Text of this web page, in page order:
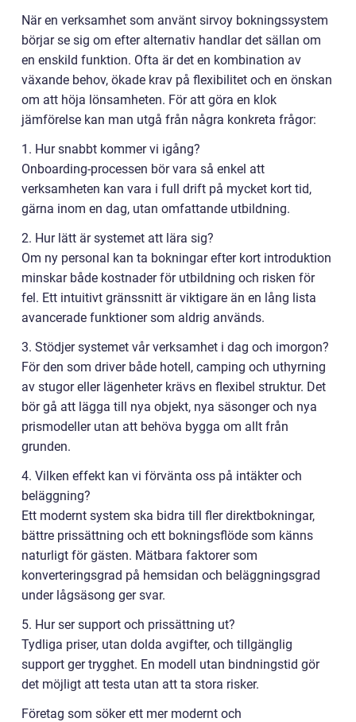
När en verksamhet som använt sirvoy bokningssystem
börjar se sig om efter alternativ handlar det sällan om
en enskild funktion. Ofta är det en kombination av
växande behov, ökade krav på flexibilitet och en önskan
om att höja lönsamheten. För att göra en klok
jämförelse kan man utgå från några konkreta frågor:
1. Hur snabbt kommer vi igång?
Onboarding-processen bör vara så enkel att
verksamheten kan vara i full drift på mycket kort tid,
gärna inom en dag, utan omfattande utbildning.
2. Hur lätt är systemet att lära sig?
Om ny personal kan ta bokningar efter kort introduktion
minskar både kostnader för utbildning och risken för
fel. Ett intuitivt gränssnitt är viktigare än en lång lista
avancerade funktioner som aldrig används.
3. Stödjer systemet vår verksamhet i dag och imorgon?
För den som driver både hotell, camping och uthyrning
av stugor eller lägenheter krävs en flexibel struktur. Det
bör gå att lägga till nya objekt, nya säsonger och nya
prismodeller utan att behöva bygga om allt från
grunden.
4. Vilken effekt kan vi förvänta oss på intäkter och
beläggning?
Ett modernt system ska bidra till fler direktbokningar,
bättre prissättning och ett bokningsflöde som känns
naturligt för gästen. Mätbara faktorer som
konverteringsgrad på hemsidan och beläggningsgrad
under lågsäsong ger svar.
5. Hur ser support och prissättning ut?
Tydliga priser, utan dolda avgifter, och tillgänglig
support ger trygghet. En modell utan bindningstid gör
det möjligt att testa utan att ta stora risker.
Företag som söker ett mer modernt och